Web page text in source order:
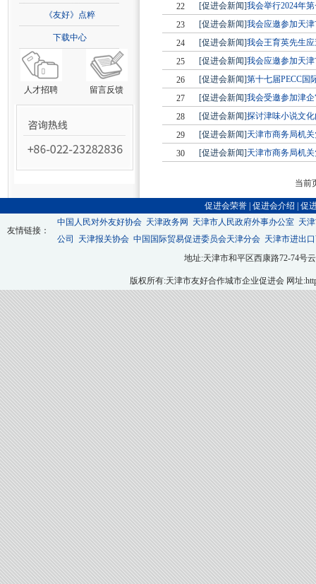
《友好》点粹
下载中心
人才招聘 留言反馈
22
[促进会新闻]我会举行2024年
23
[促进会新闻]我会应邀参加天
24
[促进会新闻]我会王育英先生
25
[促进会新闻]我会应邀参加天
26
[促进会新闻]第十七届PECC国
27
[促进会新闻]我会受邀参加津
28
[促进会新闻]探讨津味小说文
29
[促进会新闻]天津市商务局机
30
[促进会新闻]天津市商务局机
当前
促进会荣誉 促进会介绍 促
友情链接：
中国人民对外友好协会 天津政务网 天津市人民政府外事办公室 天
公司
天津报关协会 中国国际贸易促进委员会天津分会 天津市进出
地址:天津市和平区西康路72-74号云
版权所有:天津市友好合作城市企业促进会 网址